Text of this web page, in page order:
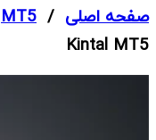
looking
for?
صفحه اصلی /
MT5
Kintal MT5